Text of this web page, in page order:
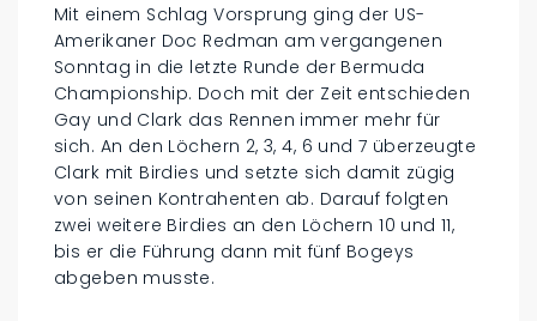
Mit einem Schlag Vorsprung ging der US-
Amerikaner Doc Redman am vergangenen
Sonntag in die letzte Runde der Bermuda
Championship. Doch mit der Zeit entschieden
Gay und Clark das Rennen immer mehr für
sich. An den Löchern 2, 3, 4, 6 und 7 überzeugte
Clark mit Birdies und setzte sich damit zügig
von seinen Kontrahenten ab. Darauf folgten
zwei weitere Birdies an den Löchern 10 und 11,
bis er die Führung dann mit fünf Bogeys
abgeben musste.